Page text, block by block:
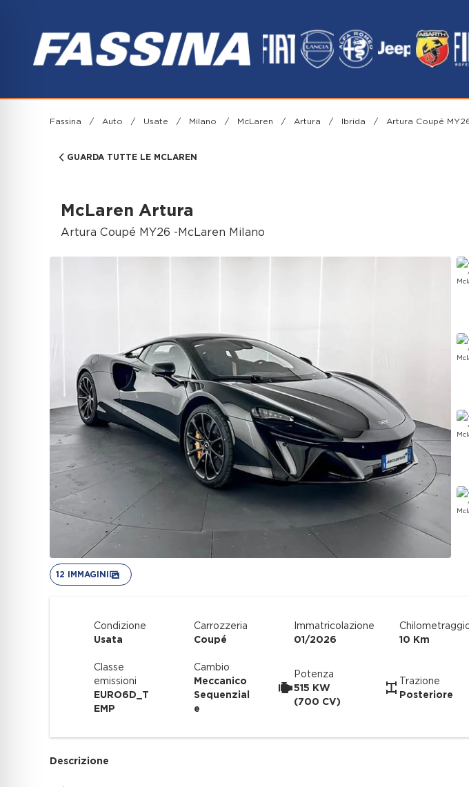
Fassina / Auto / Usate / Milano / McLaren / Artura / Ibrida / Artura Coupé
GUARDA TUTTE LE MCLAREN
McLaren Artura
Artura Coupé MY26 -McLaren Milano
12 IMMAGINI
Condizione
Usata
Carrozzeria
Coupé
Immatricolazione
01/2026
10 Km
Classe
emissioni
EURO6D_T
EMP
Cambio
Meccanico
Sequenzial
e
Potenza
515 KW
(700 CV)
Trazione
Posteriore
Descrizione